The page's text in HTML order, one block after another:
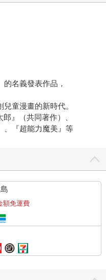
名義發表作品，
童漫畫的新時代。
』（共同著作）、
、『超能力魔美』等
額免運費